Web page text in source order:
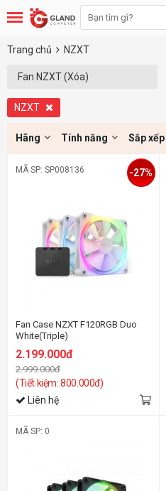
Trang chủ NZXT
Fan NZXT (Xóa)
NZXT
Hãng Tính năng Sắp xếp
MÃ SP: SP008136
Fan Case NZXT F120RGB Duo
White(Triple)
2.199.000đ
2.999.000đ
(Tiết kiệm: 800.000đ)
-27%
Liên hệ
MÃ SP: 0